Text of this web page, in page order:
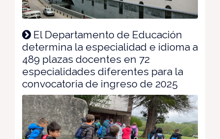
El Departamento de Educación
determina la especialidad e idioma a
489 plazas docentes en 72
especialidades diferentes para la
convocatoria de ingreso de 2025